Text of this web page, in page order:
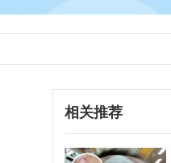
相关推荐